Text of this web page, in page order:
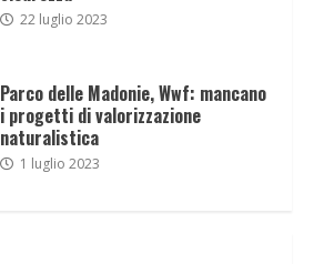
22 luglio 2023
Parco delle Madonie, Wwf: mancano
i progetti di valorizzazione
naturalistica
1 luglio 2023